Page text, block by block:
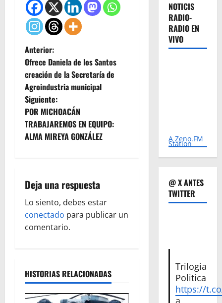
N
a
v
e
g
c
i
ó
e
Anterior:
Ofrece Daniela de los Santos
creación de la Secretaría de
Agroindustria municipal
Siguiente:
POR MICHOACÁN
TRABAJAREMOS EN EQUIPO:
ALMA MIREYA GONZÁLEZ
Deja una respuesta
Lo siento, debes estar
conectado para publicar un
comentario.
HISTORIAS RELACIONADAS
NOTICIS
RADIO-
RADIO EN
VIVO
A Zeno.FM
Station
@ X ANTES
TWITTER
Trilogia
Politica
https://